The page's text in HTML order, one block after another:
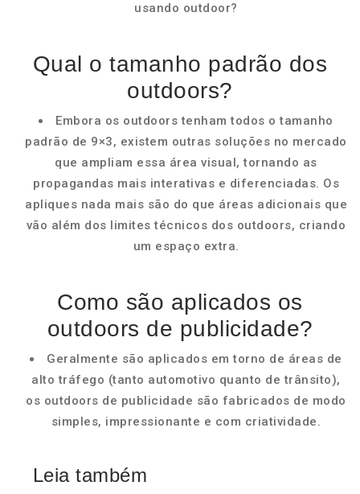
usando outdoor?
Qual o tamanho padrão dos
outdoors?
Embora os outdoors tenham todos o tamanho
padrão de 9×3, existem outras soluções no mercado
que ampliam essa área visual, tornando as
propagandas mais interativas e diferenciadas. Os
apliques nada mais são do que áreas adicionais que
vão além dos limites técnicos dos outdoors, criando
um espaço extra.
Como são aplicados os
outdoors de publicidade?
Geralmente são aplicados em torno de áreas de
alto tráfego (tanto automotivo quanto de trânsito),
os outdoors de publicidade são fabricados de modo
simples, impressionante e com criatividade.
Leia também